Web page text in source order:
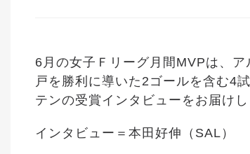
6月の女子Ｆリーグ月間MVPは、
戸を勝利に導いた2ゴールを含む4
テンの受賞インタビューをお届けし
インタビュー＝本田好伸（ SAL ）